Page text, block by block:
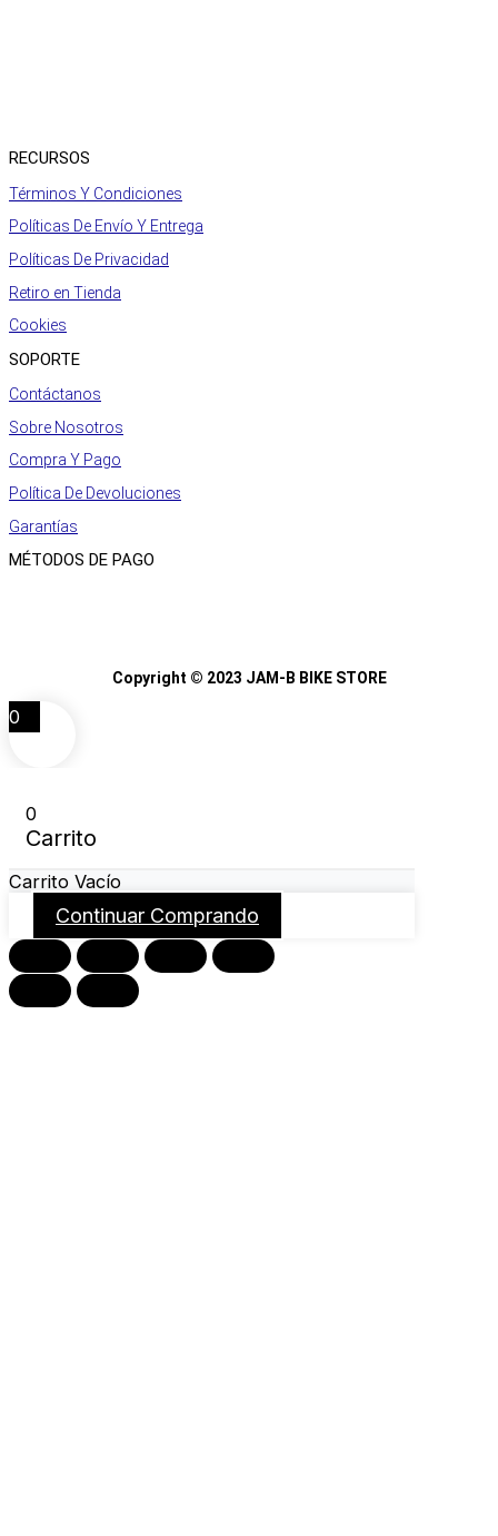
RECURSOS
Términos Y Condiciones
Políticas De Envío Y Entrega
Políticas De Privacidad
Retiro en Tienda
Cookies
SOPORTE
Contáctanos
Sobre Nosotros
Compra Y Pago
Política De Devoluciones
Garantías
MÉTODOS DE PAGO
Copyright © 2023 JAM-B BIKE STORE
0
0
Carrito
Carrito Vacío
Continuar Comprando